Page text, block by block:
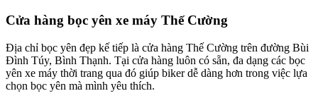
Cửa hàng bọc yên xe máy Thế Cường
Địa chỉ bọc yên đẹp kế tiếp là cửa hàng Thế Cường trên đường Bùi
Đình Túy, Bình Thạnh. Tại cửa hàng luôn có sẵn, đa dạng các bọc
yên xe máy thời trang qua đó giúp biker dễ dàng hơn trong việc lựa
chọn bọc yên mà mình yêu thích.